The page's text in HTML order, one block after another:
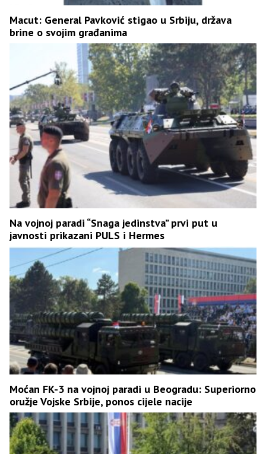
Macut: General Pavković stigao u Srbiju, država
brine o svojim građanima
Na vojnoj paradi “Snaga jedinstva” prvi put u
javnosti prikazani PULS i Hermes
Moćan FK-3 na vojnoj paradi u Beogradu: Superiorno
oružje Vojske Srbije, ponos cijele nacije